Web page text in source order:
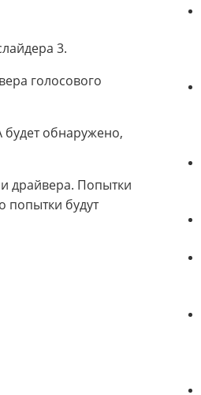
3.
голосового
будет обнаружено,
драйвера. Попытки
попытки будут